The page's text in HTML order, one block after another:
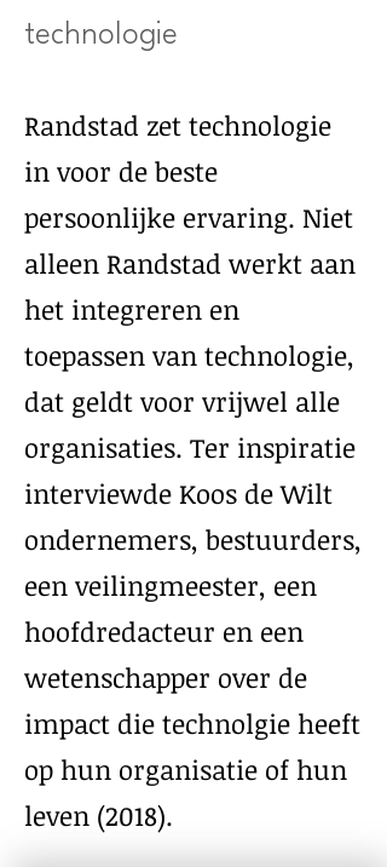
technologie
Randstad zet technologie
in voor de beste
persoonlijke ervaring. Niet
alleen Randstad werkt aan
het integreren en
toepassen van technologie,
dat geldt voor vrijwel alle
organisaties. Ter inspiratie
interviewde Koos de Wilt
ondernemers, bestuurders,
een veilingmeester, een
hoofdredacteur en een
wetenschapper over de
impact die technolgie heeft
op hun organisatie of hun
leven (2018).